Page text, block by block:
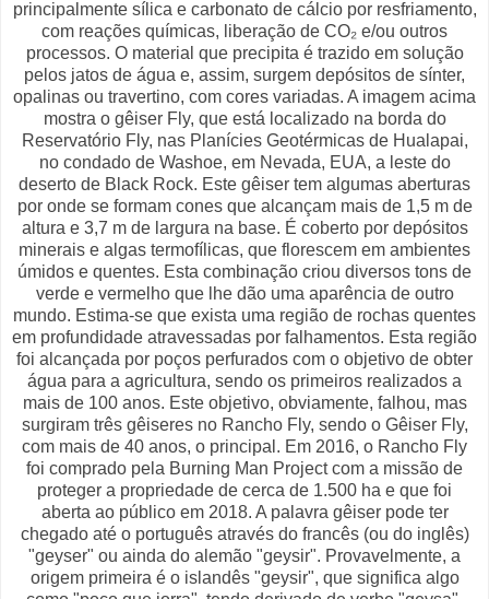
principalmente sílica e carbonato de cálcio por resfriamento,
com reações químicas, liberação de CO₂ e/ou outros
processos. O material que precipita é trazido em solução
pelos jatos de água e, assim, surgem depósitos de sínter,
opalinas ou travertino, com cores variadas. A imagem acima
mostra o gêiser Fly, que está localizado na borda do
Reservatório Fly, nas Planícies Geotérmicas de Hualapai,
no condado de Washoe, em Nevada, EUA, a leste do
deserto de Black Rock. Este gêiser tem algumas aberturas
por onde se formam cones que alcançam mais de 1,5 m de
altura e 3,7 m de largura na base. É coberto por depósitos
minerais e algas termofílicas, que florescem em ambientes
úmidos e quentes. Esta combinação criou diversos tons de
verde e vermelho que lhe dão uma aparência de outro
mundo. Estima-se que exista uma região de rochas quentes
em profundidade atravessadas por falhamentos. Esta região
foi alcançada por poços perfurados com o objetivo de obter
água para a agricultura, sendo os primeiros realizados a
mais de 100 anos. Este objetivo, obviamente, falhou, mas
surgiram três gêiseres no Rancho Fly, sendo o Gêiser Fly,
com mais de 40 anos, o principal. Em 2016, o Rancho Fly
foi comprado pela Burning Man Project com a missão de
proteger a propriedade de cerca de 1.500 ha e que foi
aberta ao público em 2018. A palavra gêiser pode ter
chegado até o português através do francês (ou do inglês)
"geyser" ou ainda do alemão "geysir". Provavelmente, a
origem primeira é o islandês "geysir", que significa algo